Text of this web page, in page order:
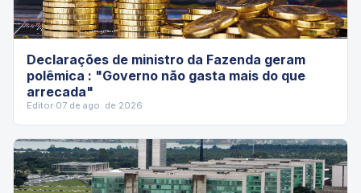
Declarações de ministro da Fazenda geram
polêmica : "Governo não gasta mais do que
arrecada"
Editor·07 de ago. de 2026